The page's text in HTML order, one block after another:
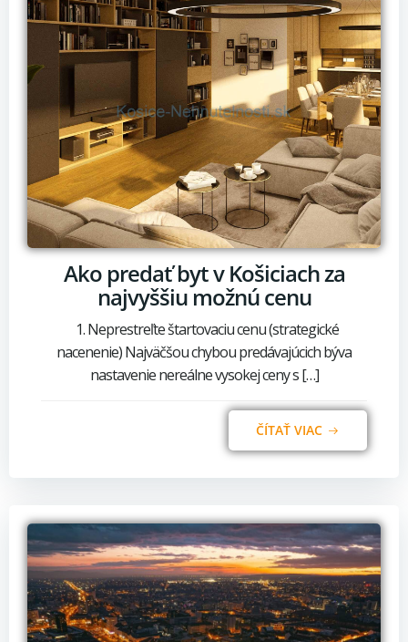
Ako predať byt v Košiciach za
najvyššiu možnú cenu
1. Neprestreľte štartovaciu cenu (strategické
nacenenie) Najväčšou chybou predávajúcich býva
nastavenie nereálne vysokej ceny s […]
ČÍTAŤ VIAC